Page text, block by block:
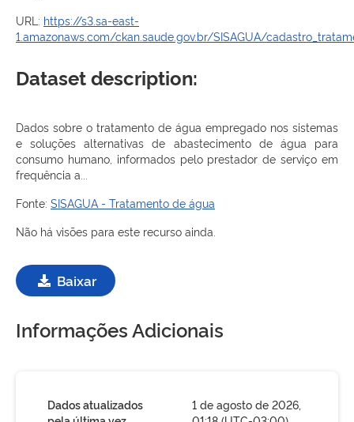
URL: https://s3.sa-east-
1.amazonaws.com/ckan.saude.gov.br/SISAGUA/
Dataset description:
Dados sobre o tratamento de água empregado nos sistemas
e soluções alternativas de abastecimento de água para
consumo humano, informados pelo prestador de serviço em
frequência a...
Fonte: SISAGUA - Tratamento de água
Não há visões para este recurso ainda.
Baixar
Informações Adicionais
Dados atualizados
1 de agosto de 2026,